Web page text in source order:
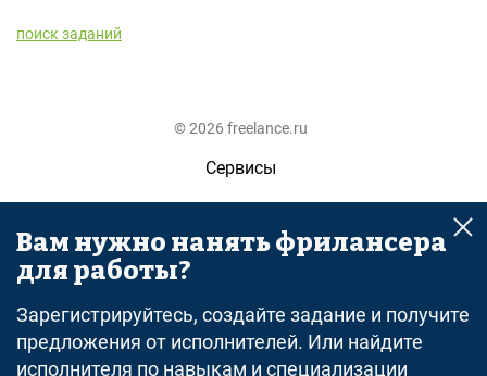
поиск заданий
© 2026 freelance.ru
Сервисы
Помощь
Поиск
Оферта
Вам нужно нанять фрилансера
для работы?
Зарегистрируйтесь, создайте задание и получите
предложения от исполнителей. Или найдите
исполнителя по навыкам и специализации